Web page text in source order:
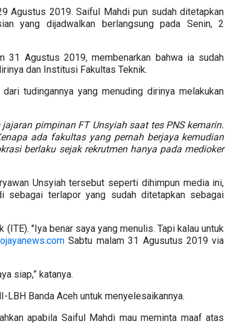
Agustus 2019. Saiful Mahdi pun sudah ditetapkan
yang dijadwalkan berlangsung pada Senin, 2
31 Agustus 2019, membenarkan bahwa ia sudah
dan Institusi Fakultas Teknik.
tudingannya yang menuding dirinya melakukan
pimpinan FT Unsyiah saat tes PNS kemarin.
ada fakultas yang pernah berjaya kemudian
berlaku sejak rekrutmen hanya pada medioker
Unsyiah tersebut seperti dihimpun media ini,
terlapor yang sudah ditetapkan sebagai
"Iya benar saya yang menulis. Tapi kalau untuk
Sabtu malam 31 Agusutus 2019 via
siap,” katanya.
Banda Aceh untuk menyelesaikannya.
apabila Saiful Mahdi mau meminta maaf atas